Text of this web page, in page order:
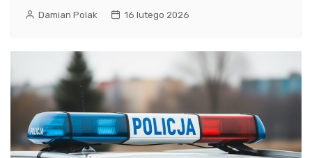
Damian Polak 16 lutego 2026